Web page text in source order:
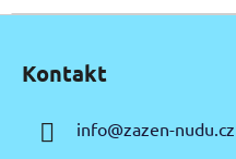
Kontakt
info@zazen-nudu.cz